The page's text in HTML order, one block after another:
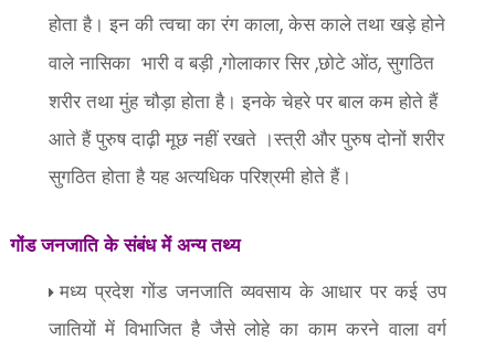
होता है। इन की त्वचा का रंग काला, केस काले तथा खड़े होने
वाले नासिका भारी व बड़ी ,गोलाकार सिर,छोटे ओंठ, सुगठित
शरीर तथा मुंह चौड़ा होता है। इनके चेहरे पर बाल कम होते हैं
आते हैं पुरुष दाढ़ी मूछ नहीं रखते ।स्त्री और पुरुष दोनों शरीर
सुगठित होता है यह अत्यधिक परिश्रमी होते हैं।
गोंड जनजाति के संबंध में अन्य तथ्य
मध्य प्रदेश गोंड जनजाति व्यवसाय के आधार पर कई उप
जातियों में विभाजित है जैसे लोहे का काम करने वाला वर्ग